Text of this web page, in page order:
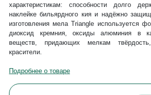
характеристикам: способности долго
наклейке бильярдного кия и надёжно
изготовления мела Triangle используется
диоксид кремния, оксиды алюминия в
веществ, придающих мелкам
красители.
Подробнее о товаре